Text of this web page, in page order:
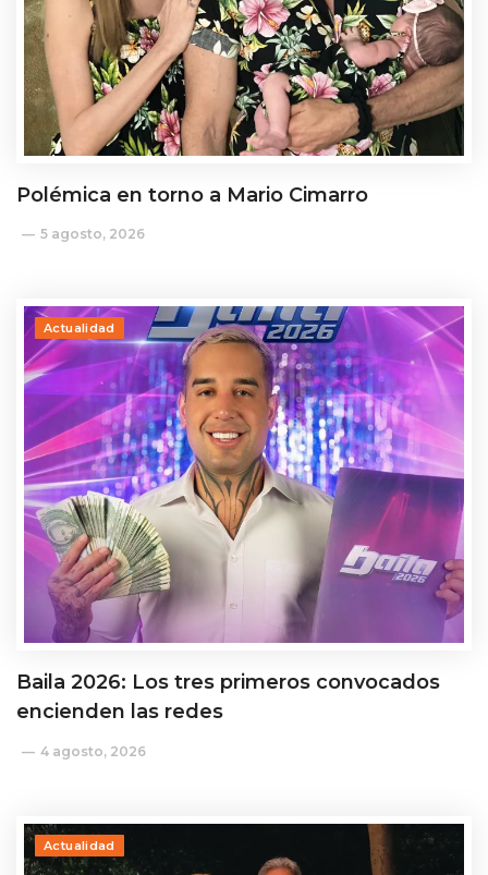
Polémica en torno a Mario Cimarro
5 agosto, 2026
Actualidad
Baila 2026: Los tres primeros convocados
encienden las redes
4 agosto, 2026
Actualidad